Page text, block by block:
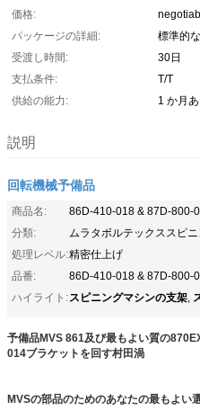
価格:
パッケージの詳細:
標準的
受渡し時間:
30日
支払条件:
T/T
供給の能力:
1 か月
説明
回転機械予備品
商品名:
86D-410-018 & 87D-800-
分類:
ムラタボルテックススピ
処理レベル:精密仕上げ
品番:
86D-410-018 & 87D-800-
ハイライト:スピニングマシンの支架,
予備品MVS 861及び最もよい質の
014ブラケットを回す村田渦
MVSの部品のためのあなたの最もよい選